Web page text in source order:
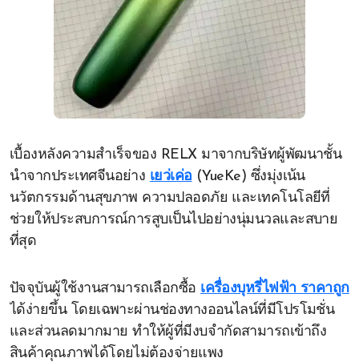
เบื้องหลังความสำเร็จของ RELX มาจากบริษัทผู้พัฒนาชั้น
นำจากประเทศจีนอย่าง เยว่เค่อ (YueKe) ซึ่งมุ่งเน้น
นวัตกรรมด้านสุขภาพ ความปลอดภัย และเทคโนโลยีที่
ช่วยให้ประสบการณ์การสูบเป็นไปอย่างนุ่มนวลและสบาย
ที่สุด
ปัจจุบันผู้ใช้งานสามารถเลือกซื้อ เครื่องบุหรี่ไฟฟ้า ราคาถูก
ได้ง่ายขึ้น โดยเฉพาะผ่านช่องทางออนไลน์ที่มีโปรโมชั่น
และส่วนลดมากมาย ทำให้ผู้ที่มีงบจำกัดสามารถเข้าถึง
สินค้าคุณภาพได้โดยไม่ต้องจ่ายแพง